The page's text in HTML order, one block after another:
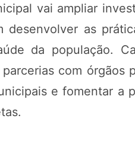
vai ampliar
desenvolver as
da população.
com órgãos
e fomentar a